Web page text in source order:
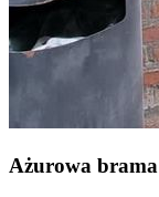
Ażurowa brama